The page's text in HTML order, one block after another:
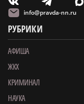
V
info@pravda-nn.ru
РУБРИКИ
АФИША
ЖКХ
КРИМИНАЛ
НАУКА